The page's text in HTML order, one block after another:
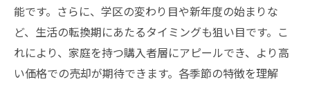
季節ごとの売買データの活用法
需要と供給のバランスを理解する
過去の成功事例から学ぶタイミング選び
地域特性を考慮した売却時期の決定
能です。さらに、学区の変わり目や新年度の始まりな
ど、生活の転換期にあたるタイミングも狙い目です。こ
れにより、家庭を持つ購入者層にアピールでき、より高
い価格での売却が期待できます。各季節の特徴を理解